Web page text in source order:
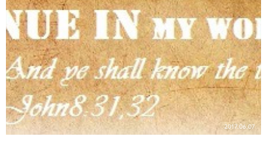
단순한 진리, 말씀침례교회(http://av1611.net)Pastor. Peter
Yoon
2017.06.07